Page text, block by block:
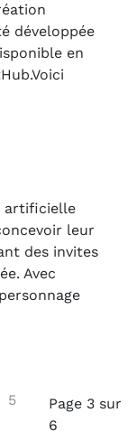
développée
en
artificielle
leur
des invites
Avec
5
Page 3 sur
6